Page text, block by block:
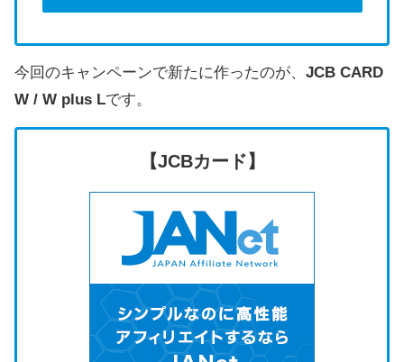
今回のキャンペーンで新たに作ったのが、 JCB CARD
W / W plus Lです。
【JCBカード】